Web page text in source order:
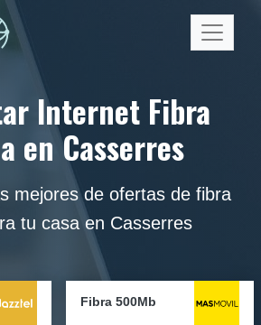
Internet Fibra
en Casserres
mejores de ofertas de fibra
tu casa en Casserres
Fibra 500Mb